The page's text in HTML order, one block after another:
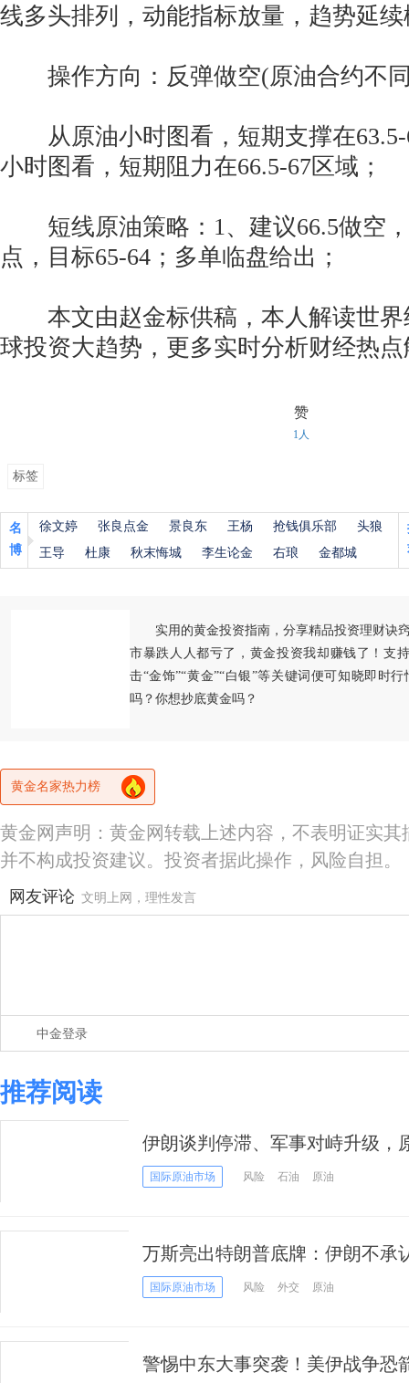
线多头排列，动能指标放量，趋势延
操作方向：反弹做空(原油合约不
从原油小时图看，短期支撑在63.5-
小时图看，短期阻力在66.5-67区域；
短线原油策略：1、建议66.5做空，
点，目标65-64；多单临盘给出；
本文由赵金标供稿，本人解读世界
球投资大趋势，更多实时分析财经热
赞
1人
标签
名
博
徐文婷 张良点金 景良东 王杨 抢钱俱乐部
头狼
王导
杜康 秋末悔城 李生论金 右琅 金都城
实用的黄金投资指南，分享精品投资理财诀
市暴跌人人都亏了，黄金投资我却赚钱了！支
击“金饰”“黄金”“白银”等关键词便可知晓即时
吗？你想抄底黄金吗？
黄金名家热力榜
黄金网声明：黄金网转载上述内容，不表明证实
并不构成投资建议。投资者据此操作，风险自担。
网友评论 文明上网，理性发言
中金登录
推荐阅读
伊朗谈判停滞、军事对峙升级，
国际原油市场 风险 石油 原油
万斯亮出特朗普底牌：伊朗不承
涨逾4%
国际原油市场 风险 外交 原油
警惕中东大事突袭！美伊战争恐